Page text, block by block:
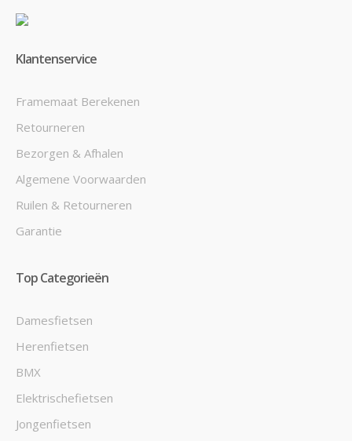
Klantenservice
Framemaat Berekenen
Retourneren
Bezorgen & Afhalen
Algemene Voorwaarden
Ruilen & Retourneren
Garantie
Top Categorieën
Damesfietsen
Herenfietsen
BMX
Elektrischefietsen
Jongenfietsen